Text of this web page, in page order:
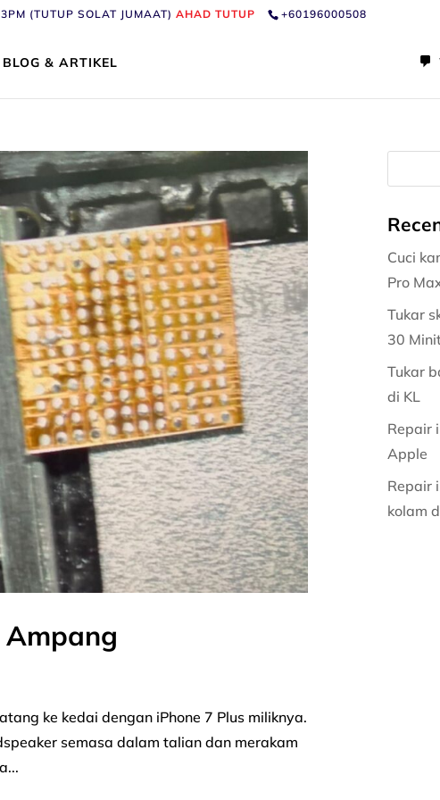
(TUTUP SOLAT JUMAAT)AHAD TUTUP +60196000508
BLOG & ARTIKEL
Ampang
ke kedai dengan iPhone 7 Plus miliknya.
semasa dalam talian dan merakam
Cuci
Pro
Tukar
30
Tukar
di KL
Repair
Apple
Repair
kolam